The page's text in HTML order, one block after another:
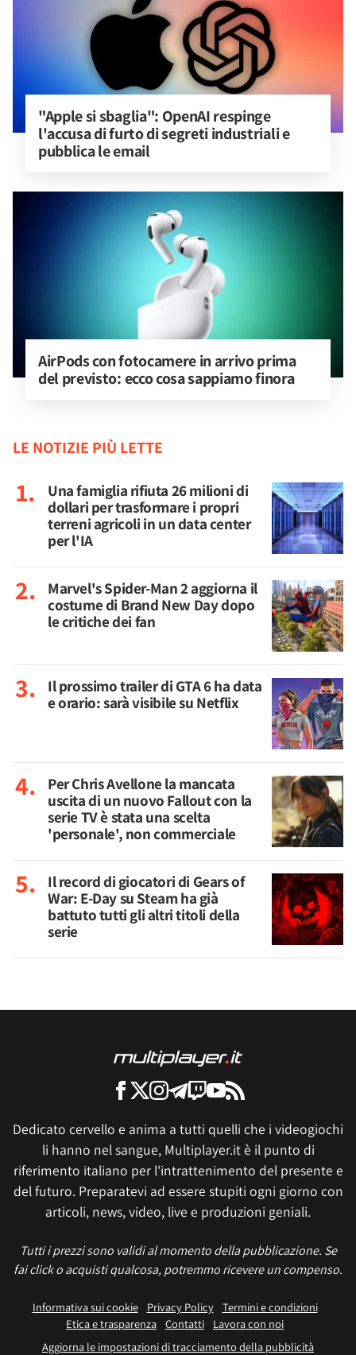
"Apple si sbaglia": OpenAI respinge
l'accusa di furto di segreti industriali e
pubblica le email
AirPods con fotocamere in arrivo prima
del previsto: ecco cosa sappiamo finora
LE NOTIZIE PIÙ LETTE
Una famiglia rifiuta 26 milioni di
dollari per trasformare i propri
terreni agricoli in un data center
per l'IA
Marvel's Spider-Man 2 aggiorna il
costume di Brand New Day dopo
le critiche dei fan
Il prossimo trailer di GTA 6 ha data
e orario: sarà visibile su Netflix
Per Chris Avellone la mancata
uscita di un nuovo Fallout con la
serie TV è stata una scelta
'personale', non commerciale
Il record di giocatori di Gears of
War: E-Day su Steam ha già
battuto tutti gli altri titoli della
serie
Dedicato cervello e anima a tutti quelli che i videogiochi
li hanno nel sangue, Multiplayer.it è il punto di
riferimento italiano per l'intrattenimento del presente e
del futuro. Preparatevi ad essere stupiti ogni giorno con
articoli, news, video, live e produzioni geniali.
Tutti i prezzi sono validi al momento della pubblicazione. Se
fai click o acquisti qualcosa, potremmo ricevere un compenso.
Informativa sui cookie Privacy Policy
Termini e condizioni
Etica e trasparenza Contatti
Lavora con noi
Aggiorna le impostazioni di tracciamento della pubblicità